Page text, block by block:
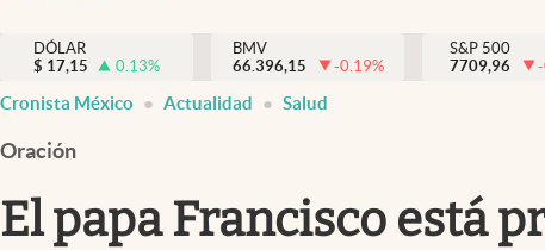
Internacionales
Opinión
Brand Strategy
Vida y estilo
DÓLAR
$ 17,15 0.13%
BMV
66.396,15
-0.19%
S&P 500
7709,96
Cronista México Actualidad Salud
Oración
El papa Francisco está